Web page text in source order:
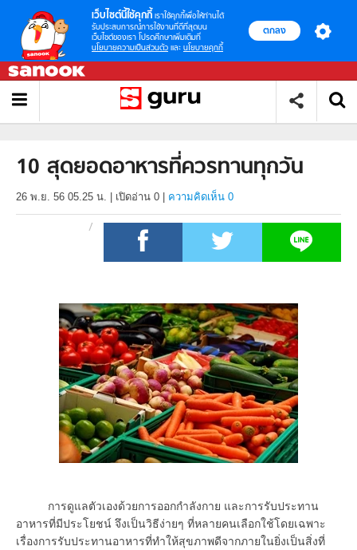
เว็บไซต์นี้ใช้คุกกี้ เราใช้คุกกี้เพื่อให้ท่านได้
รับประสบการณ์การใช้งานที่ดีที่สุดบน
เว็บไซต์ของเรา โปรดศึกษาเพิ่มเติมที่
นโยบายความเป็นส่วนตัว และ นโยบายคุกกี้
ตกลง
10 สุดยอดอาหารที่ควรทานทุกวัน
26 พ.ย. 56 05.25 น. เปิดอ่าน 0 ความคิดเห็น 0
การดูแลตัวเองด้วยการออกกำลังกาย และการรับประทาน
อาหารที่มีประโยชน์ จึงเป็นวิธีง่ายๆ ที่หลายคนเลือกใช้โดยเฉพาะ
เรื่องการรับประทานอาหารที่ทำให้สุขภาพดีจากภายในยิ่งเป็นสิ่งที่